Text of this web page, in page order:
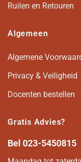
Ruilen en Retouren
Algemeen
Algemene
Privacy & Veiligheid
Docenten bestellen
Gratis Advies?
Bel 023-5450815